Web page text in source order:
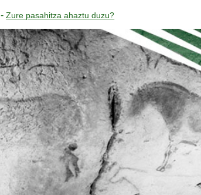
-Zure pasahitza ahaztu duzu?